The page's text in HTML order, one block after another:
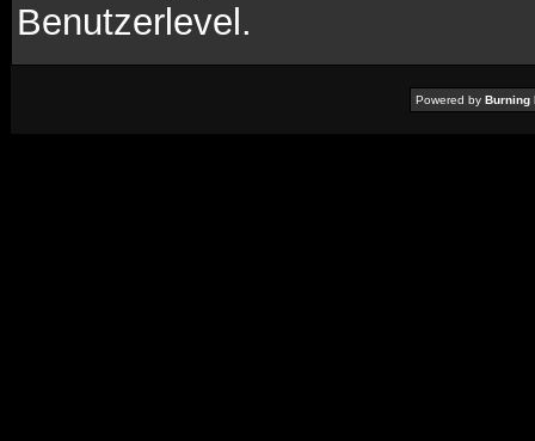
Benutzerlevel.
Powered by Burning